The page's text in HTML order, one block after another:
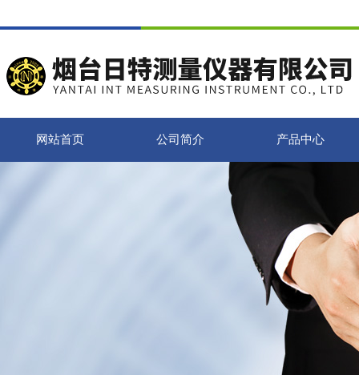
网站首页 公司简介 产品中心